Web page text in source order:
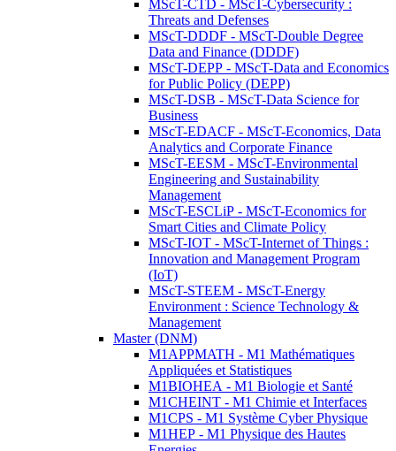
MScT-CTD - MScT-Cybersecurity :
Threats and Defenses
MScT-DDDF - MScT-Double Degree
Data and Finance (DDDF)
MScT-DEPP - MScT-Data and Economics
for Public Policy (DEPP)
MScT-DSB - MScT-Data Science for
Business
MScT-EDACF - MScT-Economics, Data
Analytics and Corporate Finance
MScT-EESM - MScT-Environmental
Engineering and Sustainability
Management
MScT-ESCLiP - MScT-Economics for
Smart Cities and Climate Policy
MScT-IOT - MScT-Internet of Things :
Innovation and Management Program
(IoT)
MScT-STEEM - MScT-Energy
Environment : Science Technology &
Management
Master (DNM)
M1APPMATH - M1 Mathématiques
Appliquées et Statistiques
M1BIOHEA - M1 Biologie et Santé
M1CHEINT - M1 Chimie et Interfaces
M1CPS - M1 Système Cyber Physique
M1HEP - M1 Physique des Hautes